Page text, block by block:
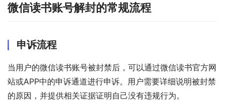
微信读书账号解封的常规流程
申诉流程
当用户的微信读书账号被封禁后，可以通过微信读书官方网
站或APP中的申诉通道进行申诉。用户需要详细说明被封禁
的原因，并提供相关证据证明自己没有违规行为。